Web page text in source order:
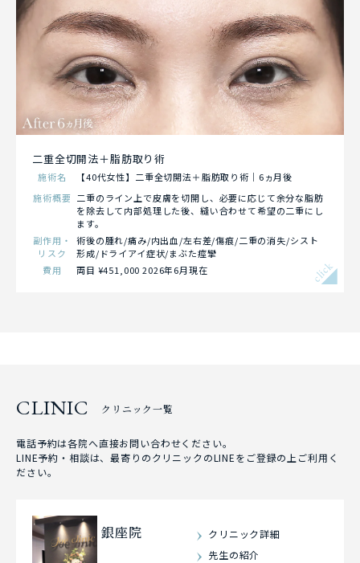
二重全切開法＋脂肪取り術
施術名
【40代女性】二重全切開法＋脂肪取り術｜6ヵ月後
施術概要 二重のライン上で皮膚を切開し、必要に応じて余分な脂肪
を除去して内部処理した後、縫い合わせて希望の二重にし
ます。
副作用・
リスク
術後の腫れ/痛み/内出血/左右差/傷痕/二重の消失/シスト
形成/ドライアイ症状/まぶた痙攣
費用
両目 ¥451,000 2026年6月現在 click
CLINIC クリニック一覧
電話予約は各院へ直接お問い合わせください。
LINE予約・相談は、最寄りのクリニックのLINEをご登録の上ご利用く
ださい。
銀座院
クリニック詳細
先生の紹介